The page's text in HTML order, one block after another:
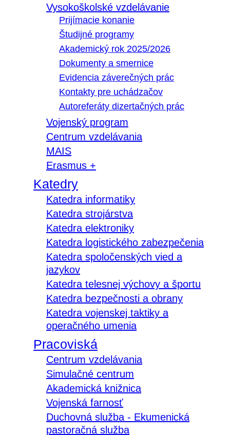
Vysokoškolské vzdelávanie
Prijímacie konanie
Študijné programy
Akademický rok 2025/2026
Dokumenty a smernice
Evidencia záverečných prác
Kontakty pre uchádzačov
Autoreferáty dizertačných prác
Vojenský program
Centrum vzdelávania
MAIS
Erasmus +
Katedry
Katedra informatiky
Katedra strojárstva
Katedra elektroniky
Katedra logistického zabezpečenia
Katedra spoločenských vied a
jazykov
Katedra telesnej výchovy a športu
Katedra bezpečnosti a obrany
Katedra vojenskej taktiky a
operačného umenia
Pracoviská
Centrum vzdelávania
Simulačné centrum
Akademická knižnica
Vojenská farnosť
Duchovná služba - Ekumenická
pastoračná služba